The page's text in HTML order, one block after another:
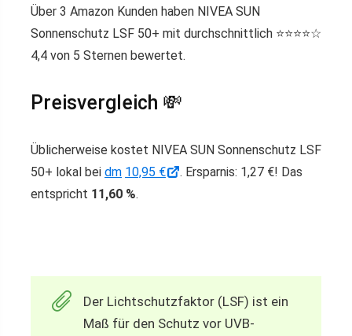
Über 3 Amazon Kunden haben NIVEA SUN
Sonnenschutz LSF 50+ mit durchschnittlich ⭐️⭐️⭐️⭐️☆
4,4 von 5 Sternen bewertet.
Preisvergleich 💸
Üblicherweise kostet NIVEA SUN Sonnenschutz LSF
50+ lokal bei dm 10,95 €
. Ersparnis: 1,27 €! Das
entspricht 11,60 %.
Der Lichtschutzfaktor (LSF) ist ein
Maß für den Schutz vor UVB-